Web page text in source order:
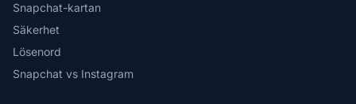
Snapchat-kartan
Säkerhet
Lösenord
Snapchat vs Instagram